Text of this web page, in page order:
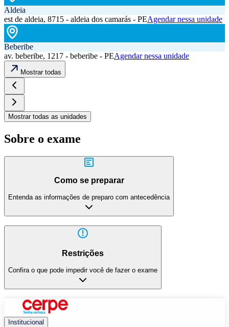
Aldeia
est de aldeia, 8715 - aldeia dos camarás - PEAgendar nessa unidade
Beberibe
av. beberibe, 1217 - beberibe - PEAgendar nessa unidade
Mostrar todas
Mostrar todas as unidades
Sobre o exame
Como se preparar
Entenda as informações de preparo com antecedência
Restrições
Confira o que pode impedir você de fazer o exame
Institucional